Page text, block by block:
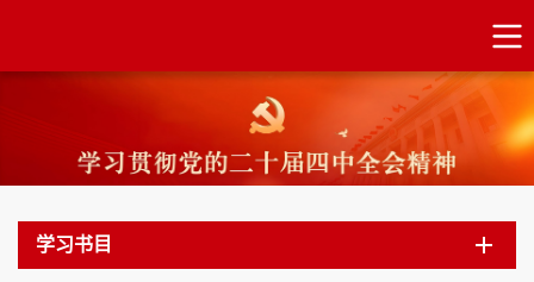
学习书目